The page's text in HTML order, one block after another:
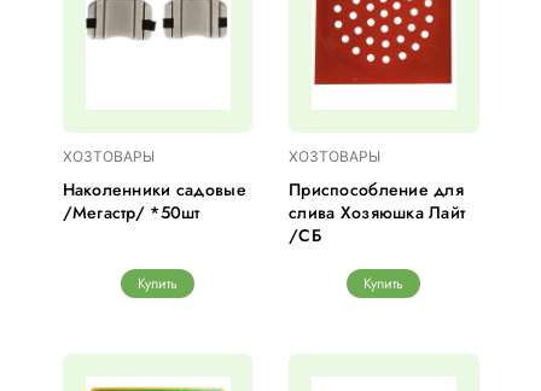
ХОЗТОВАРЫ
Наколенники садовые
/Мегастр/ *50шт
Купить
ХОЗТОВАРЫ
Приспособление для
слива Хозяюшка Лайт
/СБ
Купить